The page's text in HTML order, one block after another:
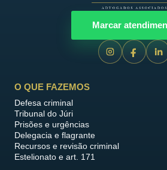
Marcar
O QUE FAZEMOS
Defesa criminal
Tribunal do Júri
Prisões e urgências
Delegacia e flagrante
Recursos e revisão criminal
Estelionato e art. 171